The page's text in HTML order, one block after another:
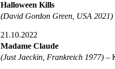
Halloween Kills
(David Gordon Green, USA 2021)
21.10.2022
Madame Claude
(Just Jaeckin, Frankreich 1977) –